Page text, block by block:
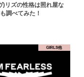
)リズの性格は照れ屋な
調べてみた！
GIRLS他